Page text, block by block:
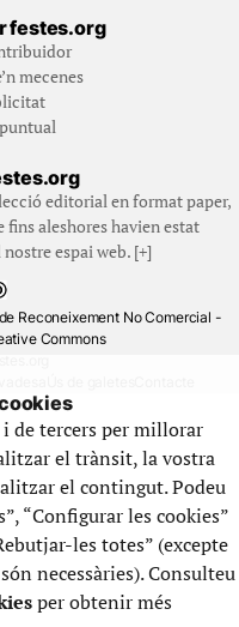
festes.org
mecenes
editorial en format paper,
aleshores havien estat
espai web. [+]
Reconeixement No Comercial -
Commons
de tercers per millorar
el trànsit, la vostra
el contingut. Podeu
“Configurar les cookies”
les totes” (excepte
necessàries). Consulteu
per obtenir més